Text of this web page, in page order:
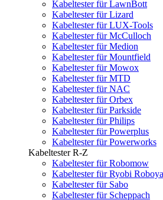
Kabeltester für LawnBott
Kabeltester für Lizard
Kabeltester für LUX-Tools
Kabeltester für McCulloch
Kabeltester für Medion
Kabeltester für Mountfield
Kabeltester für Mowox
Kabeltester für MTD
Kabeltester für NAC
Kabeltester für Orbex
Kabeltester für Parkside
Kabeltester für Philips
Kabeltester für Powerplus
Kabeltester für Powerworks
Kabeltester R-Z
Kabeltester für Robomow
Kabeltester für Ryobi
Kabeltester für Sabo
Kabeltester für Scheppach